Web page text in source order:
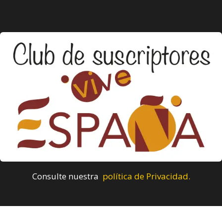
Consulte nuestra política de Privacidad.